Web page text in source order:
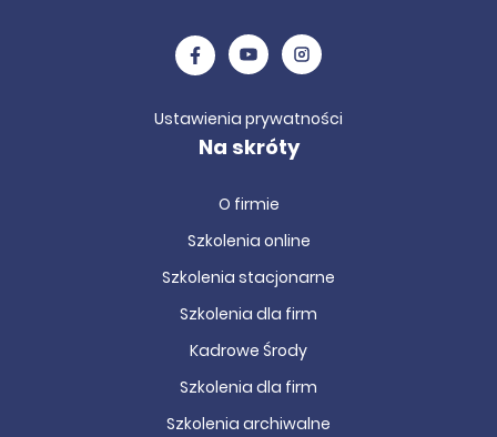
Ustawienia prywatności
Na skróty
O firmie
Szkolenia online
Szkolenia stacjonarne
Szkolenia dla firm
Kadrowe Środy
Szkolenia dla firm
Szkolenia archiwalne